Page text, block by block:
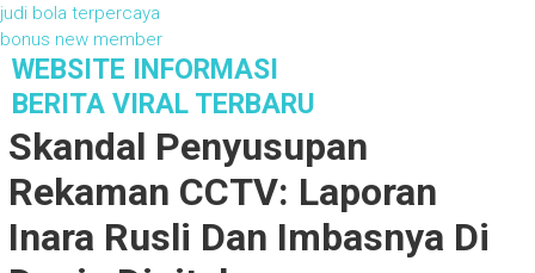
judi bola terpercaya
bonus new member
WEBSITE INFORMASI
BERITA VIRAL TERBARU
Skandal Penyusupan
Rekaman CCTV: Laporan
Inara Rusli Dan Imbasnya Di